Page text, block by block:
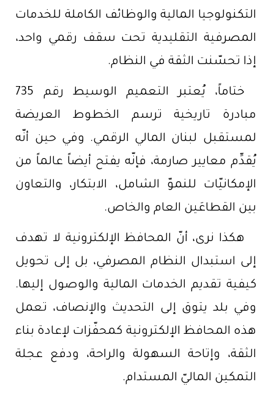
التكنولوجيا المالية والوظائف الكاملة للخدمات
المصرفية التقليدية تحت سقف رقمي واحد،
إذا تحسّنت الثقة في النظام.
ختاماً، يُعتبر التعميم الوسيط رقم 735
مبادرة تاريخية ترسم الخطوط العريضة
لمستقبل لبنان المالي الرقمي. وفي حين أنّه
يُقدِّم معايير صارمة، فإنّه يفتح أيضاً عالماً من
الإمكانيّات للنموّ الشامل، الابتكار، والتعاون
بين القطاعَين العام والخاص.
هكذا نرى، أنّ المحافظ الإلكترونية لا تهدف
إلى استبدال النظام المصرفي، بل إلى تحويل
كيفية تقديم الخدمات المالية والوصول إليها.
وفي بلد يتوق إلى التحديث والإنصاف، تعمل
هذه المحافظ الإلكترونية كمحفّزات لإعادة بناء
الثقة، وإتاحة السهولة والراحة، ودفع عجلة
التمكين الماليّ المستدام.